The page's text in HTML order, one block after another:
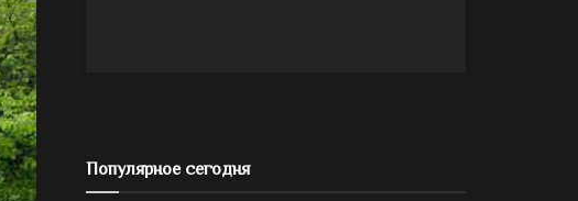
Популярное сегодня